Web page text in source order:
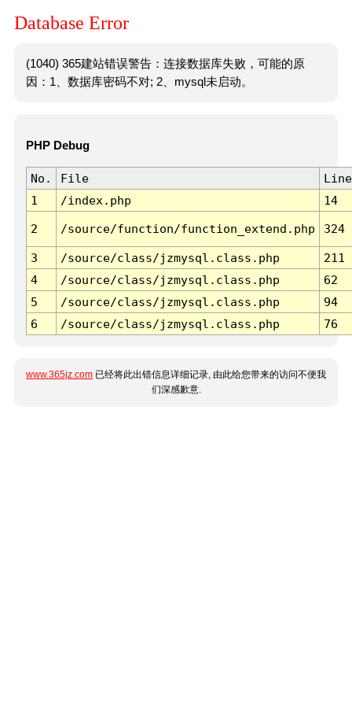
Database Error
(1040) 365建站错误警告：连接数据库失败，可能的原
因：1、数据库密码不对; 2、mysql未启动。
PHP Debug
No. File
Line
1
/index.php 14
2 /source/function/function_extend.php 324
3 /source/class/jzmysql.class.php
211
4
/source/class/jzmysql.class.php
62
5
/source/class/jzmysql.class.php
94
6
/source/class/jzmysql.class.php 76
www.365jz.com 已经将此出错信息详细记录, 由此给您带来的访问不便我
们深感歉意.